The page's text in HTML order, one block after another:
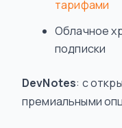
тарифами
Облачное
подписки
DevNotes: с
премиальными